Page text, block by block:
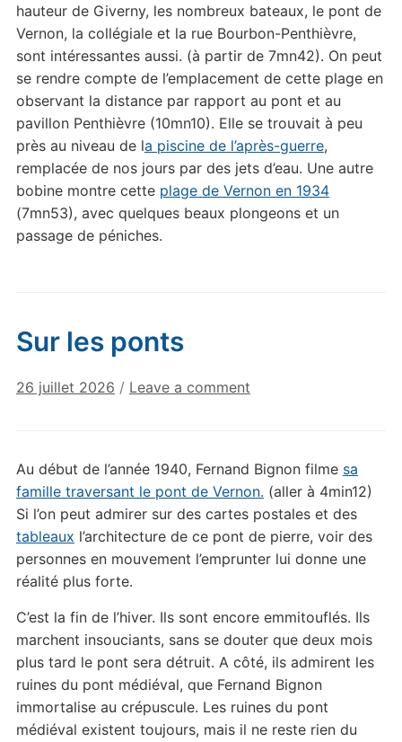
hauteur de Giverny, les nombreux bateaux, le pont de
Vernon, la collégiale et la rue Bourbon-Penthièvre,
sont intéressantes aussi. (à partir de 7mn42). On peut
se rendre compte de l’emplacement de cette plage en
observant la distance par rapport au pont et au
pavillon Penthièvre (10mn10). Elle se trouvait à peu
près au niveau de la piscine de l’après-guerre,
remplacée de nos jours par des jets d’eau. Une autre
bobine montre cette plage de Vernon en 1934
(7mn53), avec quelques beaux plongeons et un
passage de péniches.
Sur les ponts
26 juillet 2026 / Leave a comment
Au début de l’année 1940, Fernand Bignon filme sa
famille traversant le pont de Vernon. (aller à 4min12)
Si l’on peut admirer sur des cartes postales et des
tableaux l’architecture de ce pont de pierre, voir des
personnes en mouvement l’emprunter lui donne une
réalité plus forte.
C’est la fin de l’hiver. Ils sont encore emmitouflés. Ils
marchent insouciants, sans se douter que deux mois
plus tard le pont sera détruit. A côté, ils admirent les
ruines du pont médiéval, que Fernand Bignon
immortalise au crépuscule. Les ruines du pont
médiéval existent toujours, mais il ne reste rien du